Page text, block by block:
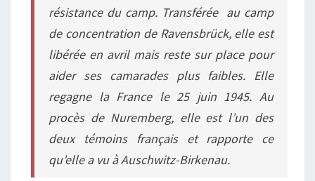
résistance du camp. Transférée au camp
de concentration de Ravensbrück, elle est
libérée en avril mais reste sur place pour
aider ses camarades plus faibles. Elle
regagne la France le 25 juin 1945. Au
procès de Nuremberg, elle est l’un des
deux témoins français et rapporte ce
qu’elle a vu à Auschwitz-Birkenau.